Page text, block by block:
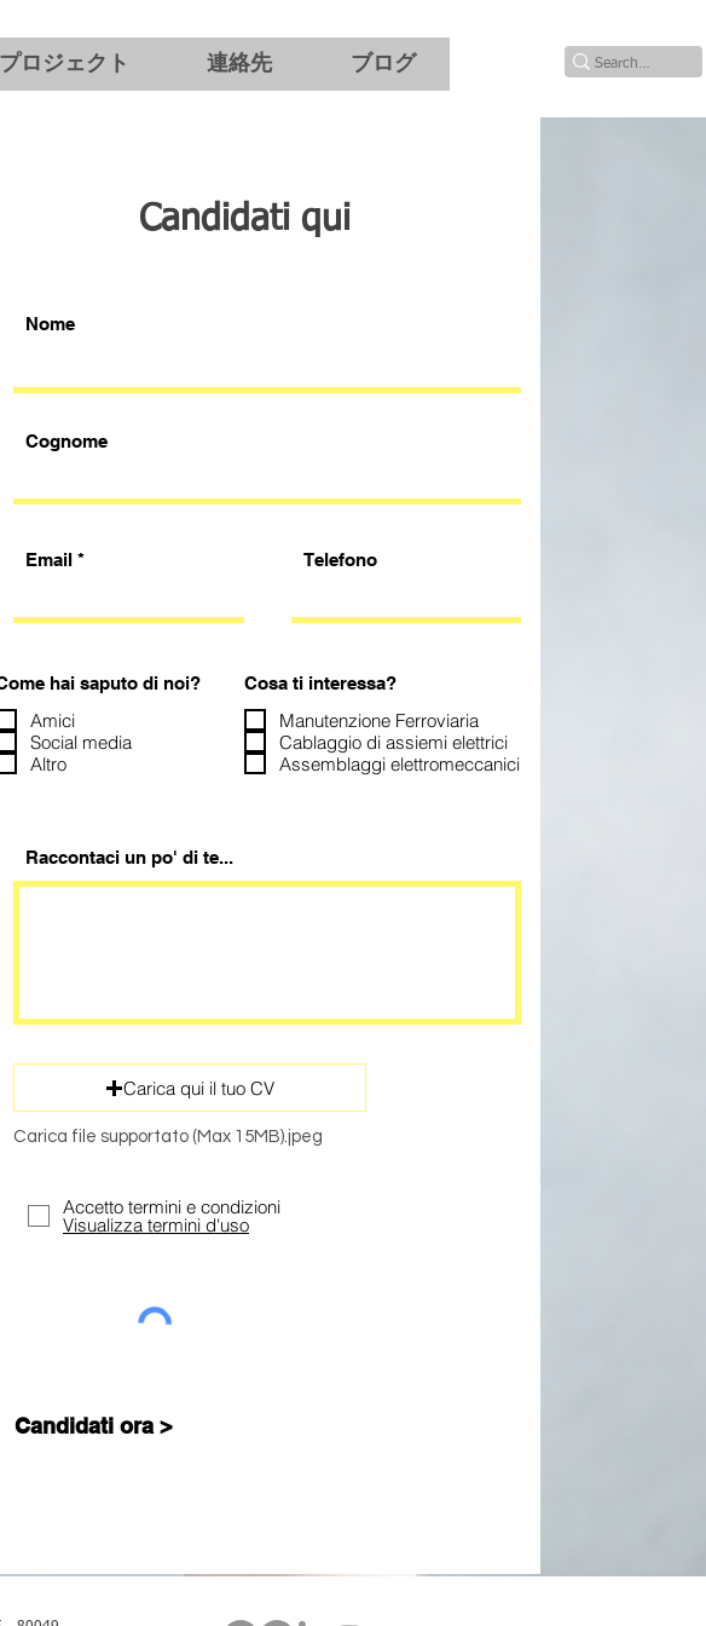
プロジェクト 連絡先 ブログ
Candidati qui
Nome
Cognome
Email Telefono
hai saputo di noi?
Amici
Social media
Altro
Cosa ti interessa?
Manutenzione Ferroviaria
Cablaggio di assiemi elettrici
Assemblaggi elettromeccanici
Raccontaci un po' di te...
Carica qui il tuo CV
Carica file supportato (Max 15MB).jpeg
Accetto termini e condizioni
Visualizza termini d'uso
Candidati ora >